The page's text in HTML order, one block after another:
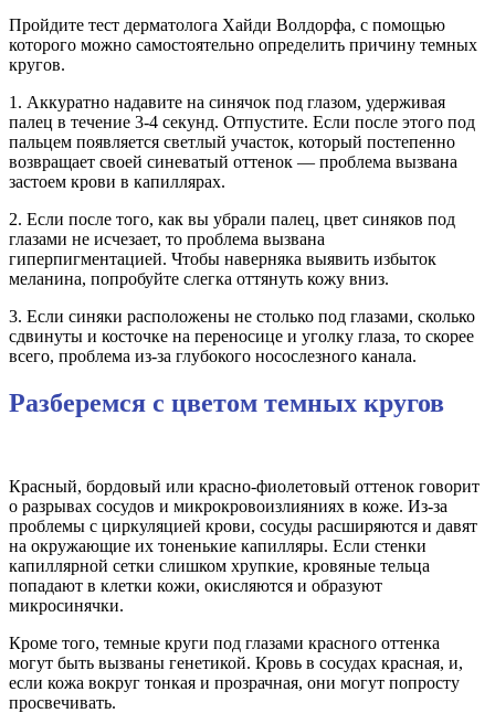
Пройдите тест дерматолога Хайди Волдорфа, с помощью
которого можно самостоятельно определить причину темных
кругов.
1. Аккуратно надавите на синячок под глазом, удерживая
палец в течение 3-4 секунд. Отпустите. Если после этого под
пальцем появляется светлый участок, который постепенно
возвращает своей синеватый оттенок — проблема вызвана
застоем крови в капиллярах.
2. Если после того, как вы убрали палец, цвет синяков под
глазами не исчезает, то проблема вызвана
гиперпигментацией. Чтобы наверняка выявить избыток
меланина, попробуйте слегка оттянуть кожу вниз.
3. Если синяки расположены не столько под глазами, сколько
сдвинуты и косточке на переносице и уголку глаза, то скорее
всего, проблема из-за глубокого носослезного канала.
Разберемся с цветом темных кругов
Красный, бордовый или красно-фиолетовый оттенок говорит
о разрывах сосудов и микрокровоизлияниях в коже. Из-за
проблемы с циркуляцией крови, сосуды расширяются и давят
на окружающие их тоненькие капилляры. Если стенки
капиллярной сетки слишком хрупкие, кровяные тельца
попадают в клетки кожи, окисляются и образуют
микросинячки.
Кроме того, темные круги под глазами красного оттенка
могут быть вызваны генетикой. Кровь в сосудах красная, и,
если кожа вокруг тонкая и прозрачная, они могут попросту
просвечивать.